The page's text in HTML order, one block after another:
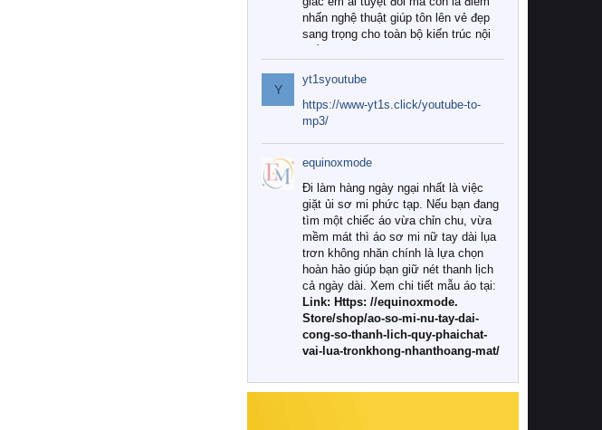
nhấn nghệ thuật giúp tôn lên vẻ đẹp
sang trọng cho toàn bộ kiến trúc nội
Tuy nhiên, giữa thị trường đa dạng
với vô vàn thương hiệu và mẫu mã
như hiện nay, làm thế nào để chọn
được những bộ chăn ga gối đệm cao
cấp thực sự chất lượng, phù hợp với
khí hậu và nhu cầu sử dụng của gia
đình? Hãy cùng chúng tôi đi tìm lời
giải đáp chi tiết qua bài viết dưới đây.
1. Tại sao các gia đình hiện đại lại ưa
chuộng chăn ga gối đệm cao cấp?
Khác với các dòng sản phẩm thông
thường, những bộ chăn ga gối đệm
cao cấp trải qua quy trình sản xuất
nghiêm ngặt từ khâu chọn lọc nguyên
liệu tự nhiên đến công nghệ dệt
nhuộm hiện đại không chứa hóa chất
này, bạn sẽ cảm nhận rõ rệt sự khác
Y
yt1syoutube
https://www-yt1s.click/youtube-to-
mp3/
equinoxmode
Đi làm hàng ngày ngại nhất là việc
giặt ủi sơ mi phức tạp. Nếu bạn đang
tìm một chiếc áo vừa chỉn chu, vừa
mềm mát thì áo sơ mi nữ tay dài lụa
trơn không nhăn chính là lựa chọn
hoàn hảo giúp bạn giữ nét thanh lịch
cả ngày dài. Xem chi tiết mẫu áo tại:
Link: Https: //equinoxmode.
Store/shop/ao-so-mi-nu-tay-dai-
cong-so-thanh-lich-quy-phaichat-
vai-lua-tronkhong-nhanthoang-mat/